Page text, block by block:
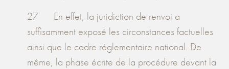
27 En effet, la juridiction de renvoi a
suffisamment exposé les circonstances factuelles
ainsi que le cadre réglementaire national. De
même, la phase écrite de la procédure devant la